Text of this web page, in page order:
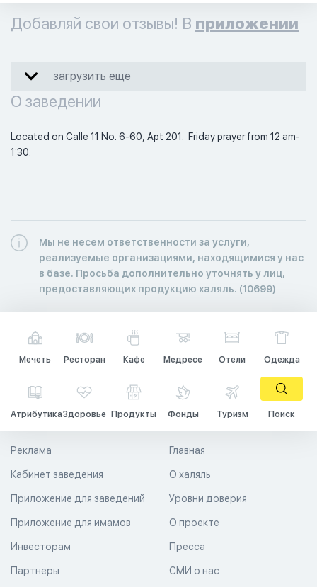
Добавляй свои отзывы! В приложении
загрузить еще
О заведении
Located on Calle 11 No. 6-60, Apt 201.  Friday prayer from 12 am-
1:30.
Мы не несем ответственности за услуги,
реализуемые организациями, находящимися у нас
в базе. Просьба дополнительно уточнять у лиц,
предоставляющих продукцию халяль. (10699)
Мечеть Ресторан Кафе Медресе Отели Одежда
АтрибутикаЗдоровье Продукты Фонды Туризм Поиск
Главная
О халяль
Уровни доверия
Реклама
Кабинет заведения
Приложение для заведений
Приложение для имамов О проекте
Пресса
СМИ о нас
Инвесторам
Партнеры